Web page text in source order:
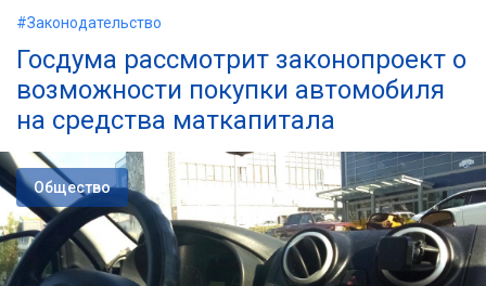
#Законодательство
Госдума рассмотрит законопроект о
возможности покупки автомобиля
на средства маткапитала
Общество